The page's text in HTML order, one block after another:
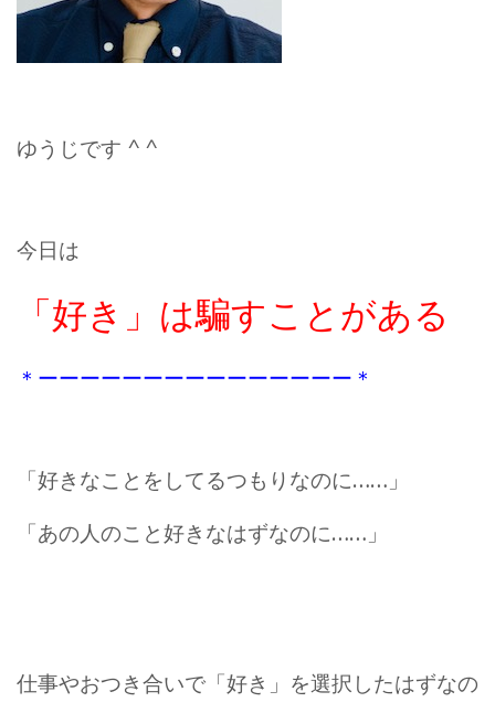
ゆうじです ^ ^
今日は
「好き」は騙すことがある
＊ーーーーーーーーーーーーーーー ＊
「好きなことをしてるつもりなのに……」
「あの人のこと好きなはずなのに……」
仕事やおつき合いで「好き」を選択したはずなの